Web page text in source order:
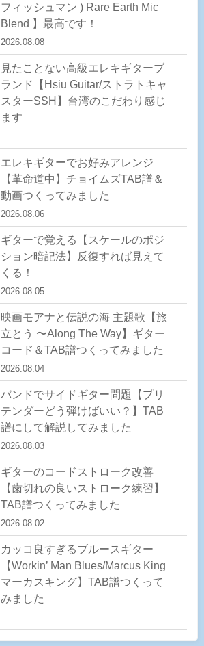
フィッシュマン ) Rare Earth Mic
Blend 】最高です！
2026.08.08
見たことない高級エレキギターブ
ランド【Hsiu Guitar/ストラトキャ
スターSSH】台湾のこだわり感じ
ます
エレキギターでお好みアレンジ
【革命道中】チョイムズTAB譜＆
動画つくってみました
2026.08.06
ギターで覚える【スケールのポジ
ション暗記法】反復すれば見えて
くる！
2026.08.05
映画モアナと伝説の海 主題歌【旅
立とう 〜Along The Way】ギター
コード＆TAB譜つくってみました
2026.08.04
バンドでサイドギター問題【プリ
テンダーどう弾けばいい？】TAB
譜にして解説してみました
2026.08.03
ギターのコードストローク改善
【歯切れの良いストローク練習】
TAB譜つくってみました
2026.08.02
カッコ良すぎるブルースギター
【Workin’ Man Blues/Marcus King
マーカスキング】TAB譜つくって
みました